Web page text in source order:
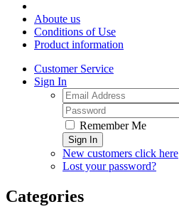
Aboute us
Conditions of Use
Product information
Customer Service
Sign In
Remember Me
Sign In
New customers click here
Lost your password?
Categories